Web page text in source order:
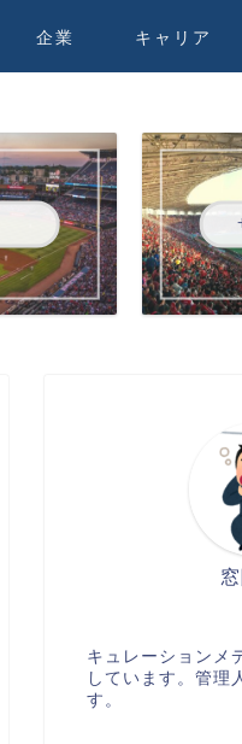
企業 キャリア
キュレーションメ
しています。管理
す。